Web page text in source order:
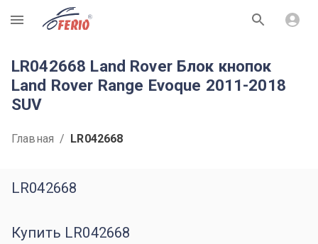
R
LR042668 Land Rover Блок кнопок
Land Rover Range Evoque 2011-2018
SUV
Главная / LR042668
LR042668
Купить LR042668